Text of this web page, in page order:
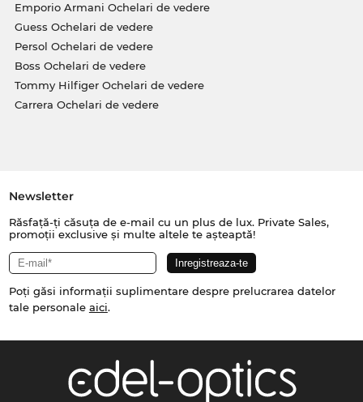
Emporio Armani Ochelari de vedere
Guess Ochelari de vedere
Persol Ochelari de vedere
Boss Ochelari de vedere
Tommy Hilfiger Ochelari de vedere
Carrera Ochelari de vedere
Newsletter
Răsfață-ți căsuța de e-mail cu un plus de lux. Private Sales,
promoții exclusive și multe altele te așteaptă!
Poți găsi informații suplimentare despre prelucrarea datelor
tale personale aici.